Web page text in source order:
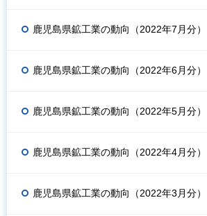
鹿児島県鉱工業の動向（2022年7月分）
鹿児島県鉱工業の動向（2022年6月分）
鹿児島県鉱工業の動向（2022年5月分）
鹿児島県鉱工業の動向（2022年4月分）
鹿児島県鉱工業の動向（2022年3月分）